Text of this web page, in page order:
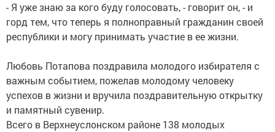
- Я уже знаю за кого буду голосовать, - говорит он, - и
горд тем, что теперь я полноправный гражданин своей
республики и могу принимать участие в ее жизни.
Любовь Потапова поздравила молодого избирателя с
важным событием, пожелав молодому человеку
успехов в жизни и вручила поздравительную открытку
и памятный сувенир.
Всего в Верхнеуслонском районе 138 молодых